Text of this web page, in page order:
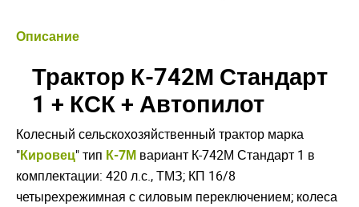
Описание
Трактор К-742М Стандарт
1 + КСК + Автопилот
Колесный сельскохозяйственный трактор марка
"Кировец" тип К-7М вариант К-742М Стандарт 1 в
комплектации: 420 л.с., ТМЗ; КП 16/8
четырехрежимная с силовым переключением; колеса